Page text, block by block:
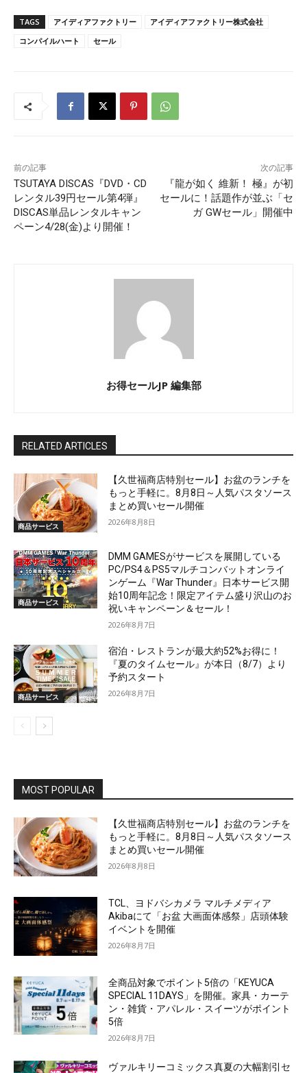
TAGS アイディアファクトリー
アイディアファクトリー株式会社
コンパイルハート
セール
前の記事
TSUTAYA DISCAS『DVD・CD
レンタル39円セール第4弾』
DISCAS単品レンタルキャン
ペーン4/28(金)より開催！
次の記事
『龍が如く 維新！ 極』が初
セールに！話題作が並ぶ「セ
ガ GWセール」開催中
お得セールJP 編集部
RELATED ARTICLES
商品サービス
【久世福商店特別セール】お盆のランチを
もっと手軽に。8月8日～人気パスタソース
まとめ買いセール開催
2026年8月8日
商品サービス
DMM GAMESがサービスを展開している
PC/PS4＆PS5マルチコンバットオンライ
ンゲーム『War Thunder』日本サービス開
始10周年記念！限定アイテム盛り沢山のお
祝いキャンペーン＆セール！
2026年8月7日
商品サービス
宿泊・レストランが最大約52%お得に！
『夏のタイムセール』が本日（8/7）より
予約スタート
2026年8月7日
MOST POPULAR
【久世福商店特別セール】お盆のランチを
もっと手軽に。8月8日～人気パスタソース
まとめ買いセール開催
2026年8月8日
TCL、ヨドバシカメラ マルチメディア
Akibaにて「お盆 大画面体感祭」店頭体験
イベントを開催
2026年8月7日
全商品対象でポイント5倍の「KEYUCA
SPECIAL 11DAYS」を開催。家具・カーテ
ン・雑貨・アパレル・スイーツがポイント
5倍
2026年8月7日
ヴァルキリーコミックス真夏の大幅割引セ